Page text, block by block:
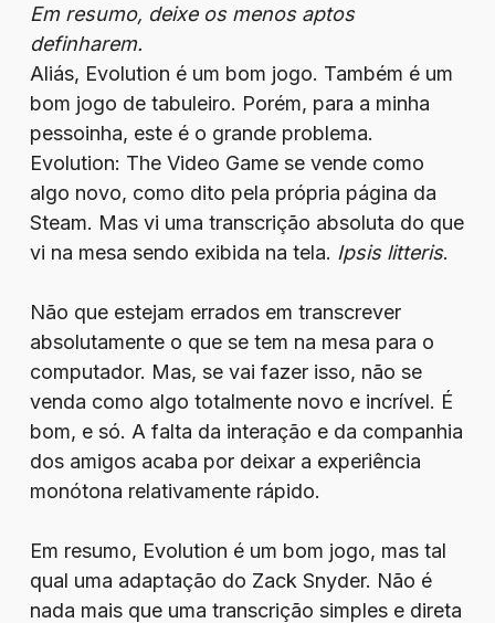
Em resumo, deixe os menos aptos
definharem.
Aliás, Evolution é um bom jogo. Também é um
bom jogo de tabuleiro. Porém, para a minha
pessoinha, este é o grande problema.
Evolution: The Video Game se vende como
algo novo, como dito pela própria página da
Steam. Mas vi uma transcrição absoluta do que
vi na mesa sendo exibida na tela. Ipsis litteris.
Não que estejam errados em transcrever
absolutamente o que se tem na mesa para o
computador. Mas, se vai fazer isso, não se
venda como algo totalmente novo e incrível. É
bom, e só. A falta da interação e da companhia
dos amigos acaba por deixar a experiência
monótona relativamente rápido.
Em resumo, Evolution é um bom jogo, mas tal
qual uma adaptação do Zack Snyder. Não é
nada mais que uma transcrição simples e direta